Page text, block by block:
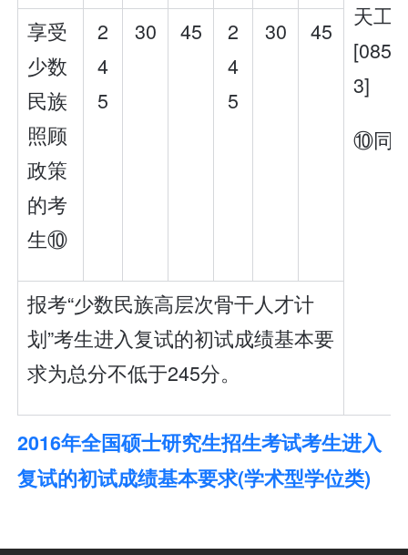
天工
3]
⑩同
享受
少数
民族
照顾
政策
的考
生⑩
2
4
5
30 45
2
4
5
30 45
报考“少数民族高层次骨干人才计
划”考生进入复试的初试成绩基本要
求为总分不低于245分。
2016年全国硕士研究生招生考试考生进入
复试的初试成绩基本要求(学术型学位类)